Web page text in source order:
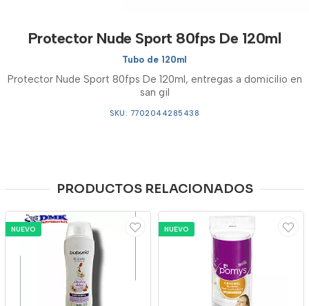
Protector Nude Sport 80fps De 120ml
Tubo de 120ml
Protector Nude Sport 80fps De 120ml, entregas a domicilio en
san gil
SKU: 7702044285438
PRODUCTOS RELACIONADOS
NUEVO NUEVO